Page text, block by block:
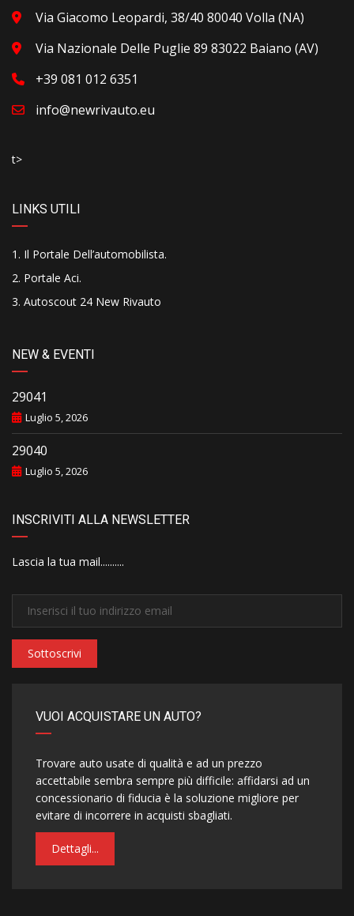
Via Giacomo Leopardi, 38/40 80040 Volla (NA)
Via Nazionale Delle Puglie 89 83022 Baiano (AV)
+39 081 012 6351
info@newrivauto.eu
t>
LINKS UTILI
Il Portale Dell’automobilista.
Portale Aci.
Autoscout 24 New Rivauto
NEW & EVENTI
29041
Luglio 5, 2026
29040
Luglio 5, 2026
INSCRIVITI ALLA NEWSLETTER
Lascia la tua mail..........
Sottoscrivi
VUOI ACQUISTARE UN AUTO?
Trovare auto usate di qualità e ad un prezzo
accettabile sembra sempre più difficile: affidarsi ad un
concessionario di fiducia è la soluzione migliore per
evitare di incorrere in acquisti sbagliati.
Dettagli...